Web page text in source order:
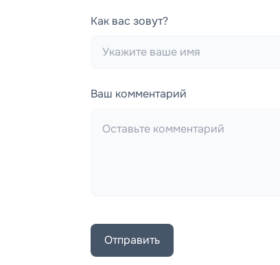
Как вас зовут?
Ваш комментарий
Отправить